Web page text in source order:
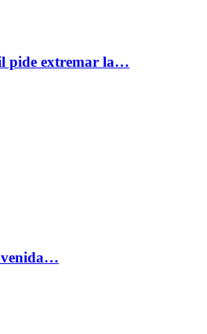
pide extremar la…